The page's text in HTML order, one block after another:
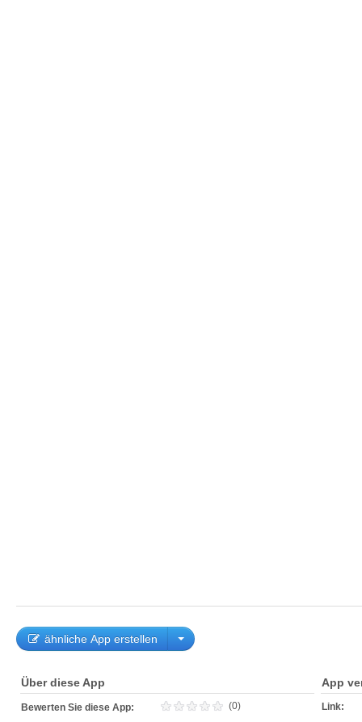
ähnliche App erstellen
Über diese App
Bewerten Sie diese App: (0)
App
Link: